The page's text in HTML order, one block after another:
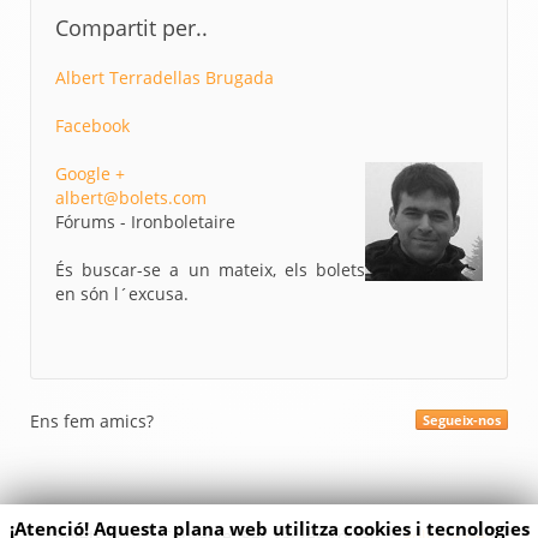
Compartit per..
Albert Terradellas Brugada
Facebook
Google +
albert@bolets.com
Fórums - Ironboletaire
És buscar-se a un mateix, els bolets
en són l´excusa.
Segueix-nos
Ens fem amics?
¡Atenció! Aquesta plana web utilitza cookies i tecnologies